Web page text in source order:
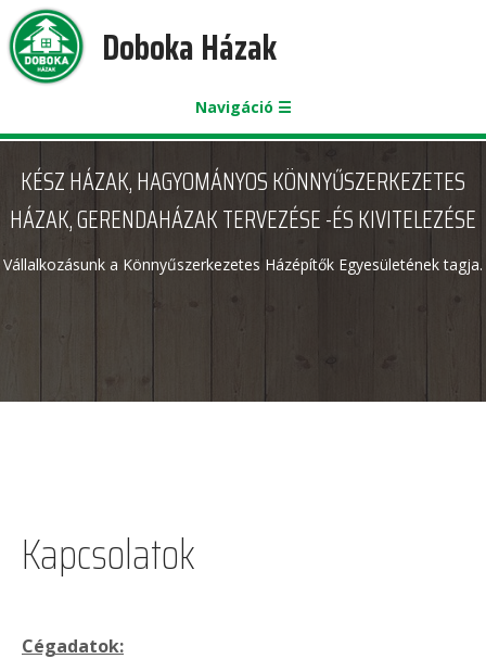
Doboka Házak
Navigáció ☰
KÉSZ HÁZAK, HAGYOMÁNYOS KÖNNYŰSZERKEZETES
HÁZAK, GERENDAHÁZAK TERVEZÉSE -ÉS KIVITELEZÉSE
Vállalkozásunk a Könnyűszerkezetes Házépítők Egyesületének tagja.
Kapcsolatok
Cégadatok: